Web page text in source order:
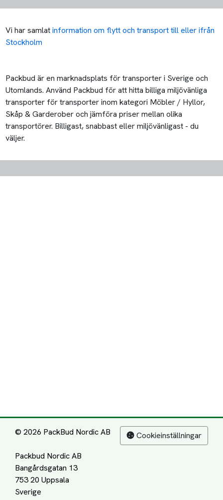
Vi har samlatinformation om flytt och transport till eller ifrån
Stockholm
Packbud är en marknadsplats för transporter i Sverige och
Utomlands. Använd Packbud för att hitta billiga miljövänliga
transporter för transporter inom kategori Möbler / Hyllor,
Skåp & Garderober och jämföra priser mellan olika
transportörer. Billigast, snabbast eller miljövänligast - du
väljer.
© 2026 PackBud Nordic AB
Packbud Nordic AB
Bangårdsgatan 13
753 20 Uppsala
Cookieinställningar